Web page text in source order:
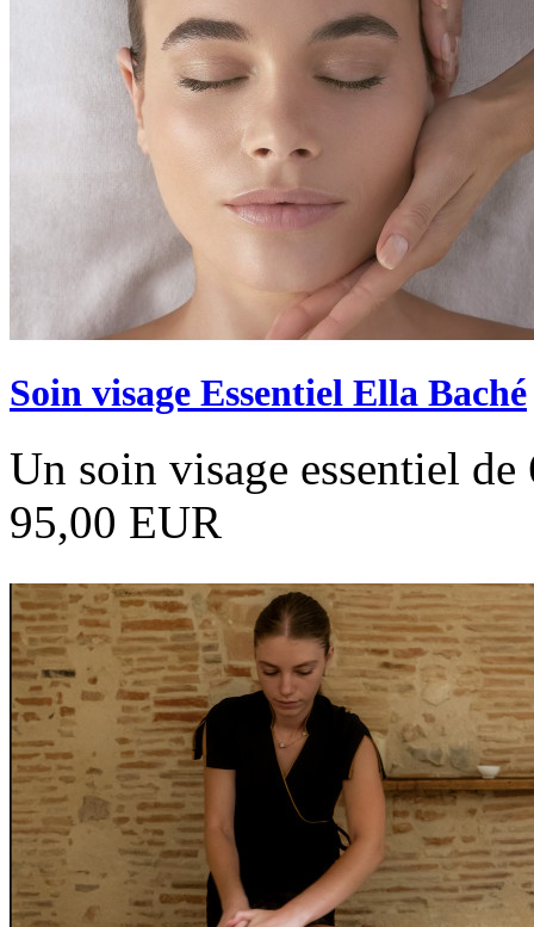
Soin visage Essentiel Ella Baché
Un soin visage essentiel
95,00 EUR